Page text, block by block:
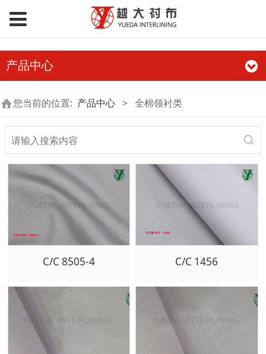
产品中心
您当前的位置: 产品中心 > 全棉领衬类
C/C 8505-4 C/C 1456